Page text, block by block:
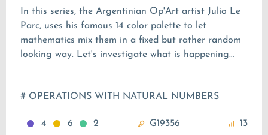
In this series, the Argentinian Op'Art artist Julio Le
Parc, uses his famous 14 color palette to let
mathematics mix them in a fixed but rather random
looking way. Let's investigate what is happening
# OPERATIONS WITH NATURAL NUMBERS
4 6 2 G19356 13